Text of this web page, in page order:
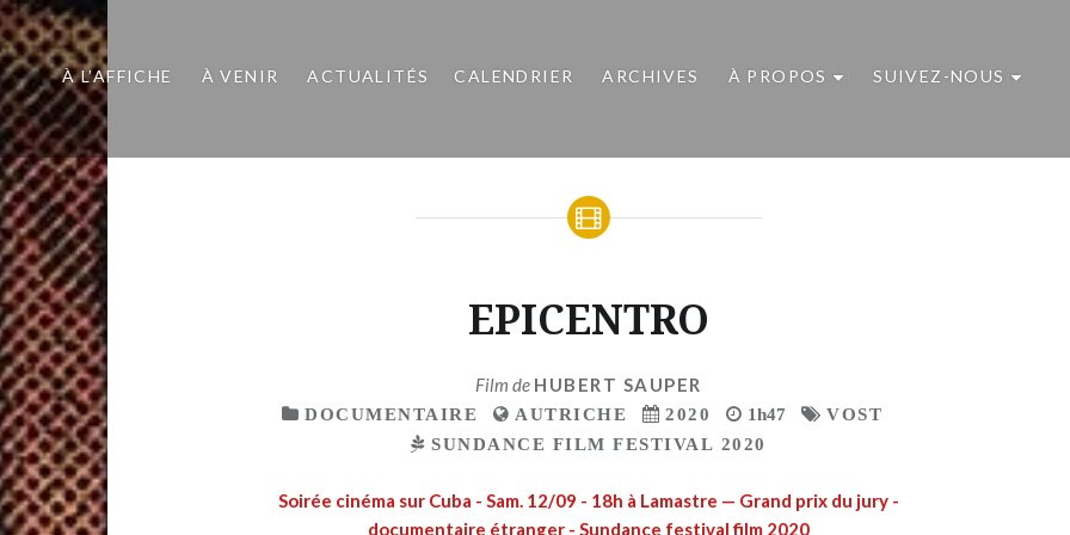
À L’AFFICHE À VENIR ACTUALITÉS CALENDRIER ARCHIVES À PROPOS SUIVEZ-NOUS
EPICENTRO
Film de HUBERT SAUPER
DOCUMENTAIRE AUTRICHE 2020 1h47
VOST
SUNDANCE FILM FESTIVAL 2020
Soirée cinéma sur Cuba - Sam. 12/09 - 18h à Lamastre — Grand prix du jury -
documentaire étranger - Sundance festival film 2020